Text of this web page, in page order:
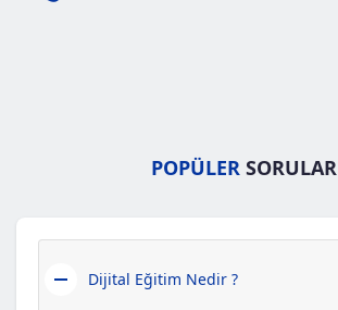
POPÜLERSORULAR
Dijital Eğitim Nedir ?